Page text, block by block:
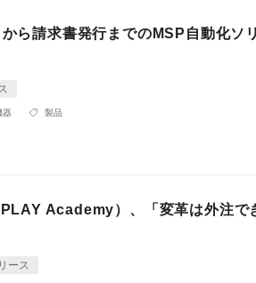
ら請求書発行までのMSP自動化ソ
器 製品
Academy）、「変革は外注で
ース